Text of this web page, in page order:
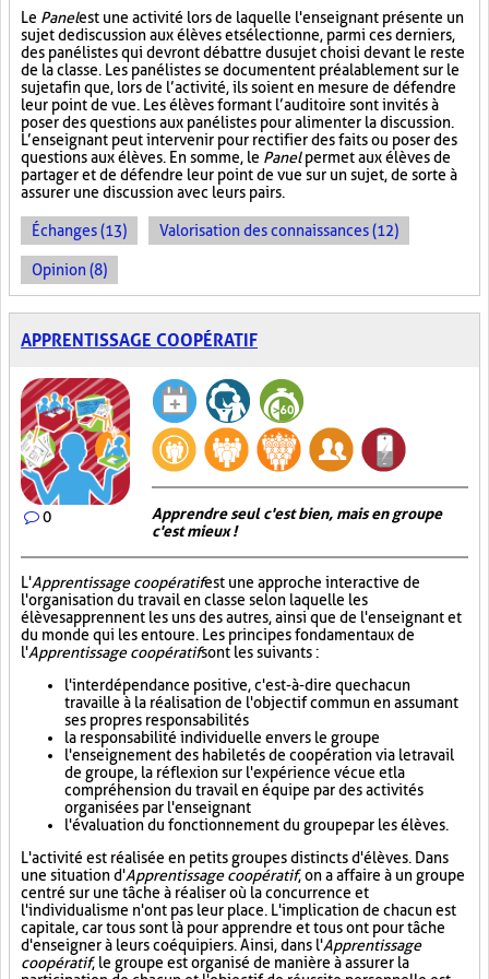
Le Panelest une activité lors de laquelle l'enseignant présente un
sujet de discussion aux élèves et sélectionne, parmi ces derniers,
des panélistes qui devront débattre du sujet choisi devant le reste
de la classe. Les panélistes se documentent préalablement sur le
sujet afin que, lors de l’activité, ils soient en mesure de défendre
leur point de vue. Les élèves formant l’auditoire sont invités à
poser des questions aux panélistes pour alimenter la discussion.
L’enseignant peut intervenir pour rectifier des faits ou poser des
questions aux élèves. En somme, le Panelpermet aux élèves de
partager et de défendre leur point de vue sur un sujet, de sorte à
assurer une discussion avec leurs pairs.
Échanges (13) Valorisation des connaissances (12)
Opinion (8)
APPRENTISSAGE COOPÉRATIF
0
Apprendre seul c'est bien, mais en groupe
c'est mieux !
L'Apprentissage coopératifest une approche interactive de
l'organisation du travail en classe selon laquelle les
élèves apprennent les uns des autres, ainsi que de l'enseignant et
du monde qui les entoure. Les principes fondamentaux de
l'Apprentissage coopératifsont les suivants :
l'interdépendance positive, c'est-à-dire que chacun
travaille à la réalisation de l'objectif commun en assumant
ses propres responsabilités
la responsabilité individuelle envers le groupe
l'enseignement des habiletés de coopération via le travail
de groupe, la réflexion sur l'expérience vécue et la
compréhension du travail en équipe par des activités
organisées par l'enseignant
l'évaluation du fonctionnement du groupe par les élèves.
L'activité est réalisée en petits groupes distincts d'élèves. Dans
une situation d'Apprentissage coopératif, on a affaire à un groupe
centré sur une tâche à réaliser où la concurrence et
l'individualisme n'ont pas leur place. L'implication de chacun est
capitale, car tous sont là pour apprendre et tous ont pour tâche
d'enseigner à leurs coéquipiers. Ainsi, dans l'Apprentissage
coopératif, le groupe est organisé de manière à assurer la